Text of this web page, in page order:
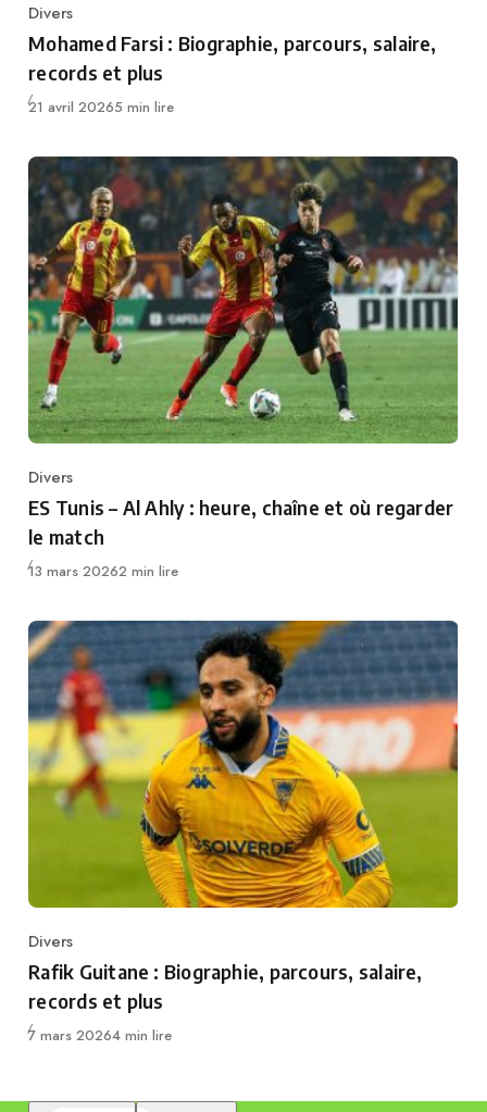
Category
Divers
Mohamed Farsi : Biographie, parcours, salaire,
records et plus
Publié
21 avril 20265 min lire
Category
Divers
ES Tunis – Al Ahly : heure, chaîne et où regarder
le match
Publié
13 mars 20262 min lire
Category
Divers
Rafik Guitane : Biographie, parcours, salaire,
records et plus
Publié
7 mars 20264 min lire